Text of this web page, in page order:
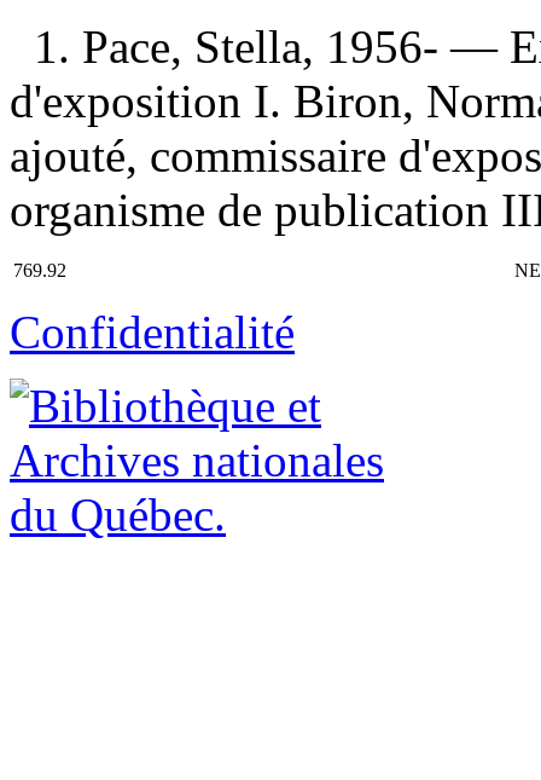
1. Pace, Stella, 1956- —
d'exposition I. Biron,
ajouté, commissaire
organisme de publication
769.92
Confidentialité